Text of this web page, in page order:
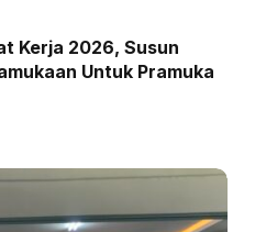
Kerja 2026, Susun
Untuk Pramuka